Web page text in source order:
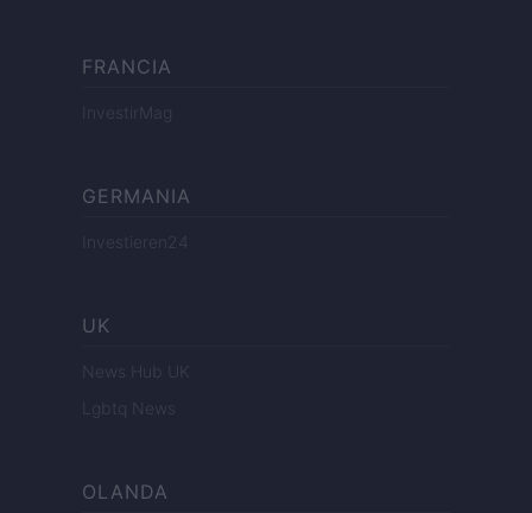
FRANCIA
InvestirMag
GERMANIA
Investieren24
UK
News Hub UK
Lgbtq News
OLANDA